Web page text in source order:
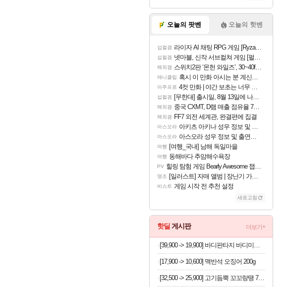
오늘의 팟벤 오늘의 핫벤
섭컬겜 라이자 AI 채팅 RPG 게임 [RyzaChat: AI] 공개
섭컬겜 넷마블, 신작 서브컬쳐 게임 [펄 인 블루] 티저 사이트 오픈
해외겜 스위치2판 ‘몬헌 와일즈’, 30~40fps 목표 추정
애니클립 혹시 이 만화 아시는 분 계신가요
아주프로 4컷 만화 | 야간 보초는 너무 힘들어
섭컬겜 [무한대] 출시일, 8월 13일에 나오나
해외겜 중국 CXMT, D램 매출 점유율 7%…글로벌 4위로 부상
해외겜 FF7 외전 세계관, 완결편에 집결
아스오라 아키츠 아키나 성우 정보 및 주요 필모
아스오라 아스오라 성우 정보 및 출연작 모음
여행 [여행_국내] 남해 독일마을
여행 동해바다 추암해수욕장
PV 힐링 탐험 게임 Bearly Awesome 챕터 1 트레일러
명조 [일러스트] 자매 앨범 | 장난기 가득한 오후의 공원 (리메이크판)
비스트 게임 시작 전 추천 설정
새로고침
핫딜 게시판 더보기+
[39,900 -> 19,900] 바디판타지 바디미스트 4개
[17,900 -> 10,600] 맥반석 오징어 200g
[32,500 -> 25,900] 고기듬뿍 꼬꼬랑땡 700g x 3개